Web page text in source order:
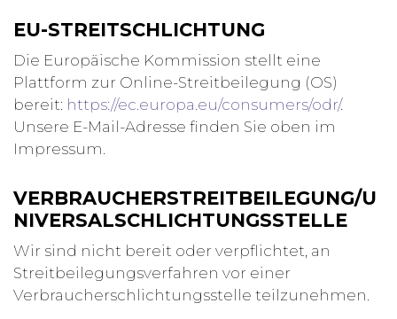
EU-STREITSCHLICHTUNG
Die Europäische Kommission stellt eine
Plattform zur Online-Streitbeilegung (OS)
bereit: https://ec.europa.eu/consumers/odr/.
Unsere E-Mail-Adresse finden Sie oben im
Impressum.
VERBRAUCHERSTREITBEILEGUNG/U
NIVERSALSCHLICHTUNGSSTELLE
Wir sind nicht bereit oder verpflichtet, an
Streitbeilegungsverfahren vor einer
Verbraucherschlichtungsstelle teilzunehmen.